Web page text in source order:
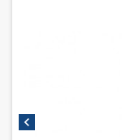
chevron_left